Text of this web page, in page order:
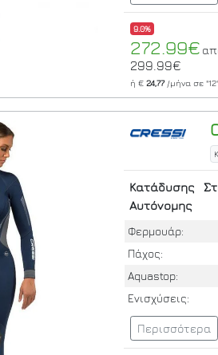
9.0%
272.99€
299.99€
ή € 24,77/μήνα σε "12"
Κατάδυσης
Αυτόνομης
Φερμουάρ:
Πάχος:
Aquastop:
Ενισχύσεις:
Περισσότερα